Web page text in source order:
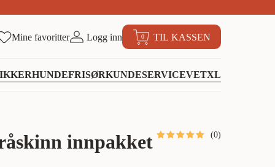
Mine favoritter Logg inn 0 TIL KASSEN
HUNDEFRISØRKUNDESERVICEVETXL
innpakket
(0)